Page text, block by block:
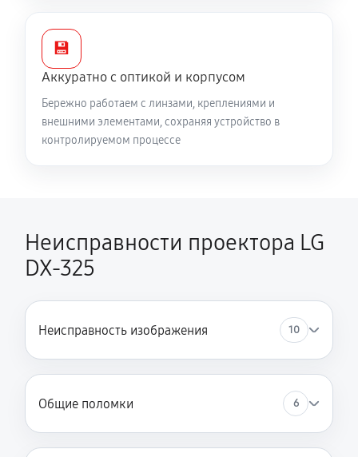
💾
Аккуратно с оптикой и корпусом
Бережно работаем с линзами, креплениями и
внешними элементами, сохраняя устройство в
контролируемом процессе
Неисправности проектора LG
DX-325
Неисправность изображения 10
Общие поломки 6